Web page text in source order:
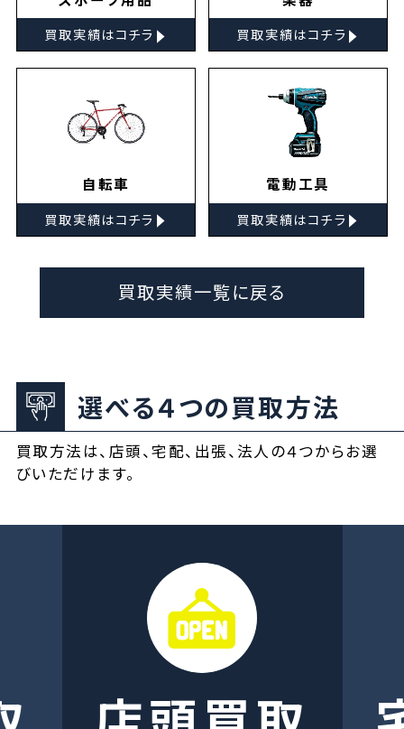
買取実績はコチラ ▸ 買取実績はコチラ ▸
自転車
買取実績はコチラ ▸
電動工具
買取実績はコチラ ▸
買取実績一覧に戻る
選べる４つの買取方法
買取方法は、店頭、宅配、出張、法人の４つからお選
びいただけます。